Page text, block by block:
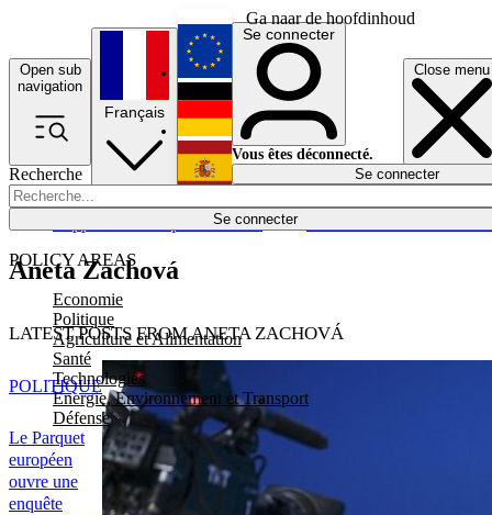
Ga naar de hoofdinhoud
Open sub
navigation
Close menu
Recherche
Se connecter
POLICY AREAS
Economie
Politique
Agriculture et Alimentation
Santé
Technologies
Energie, Environnement et Transport
Défense
Économie
Français
English
Deutsch
Español
Se connecter
Vous êtes déconnecté.
Se connecter
Aneta Zachová
LATEST POSTS FROM ANETA ZACHOVÁ
Le Parquet
européen
ouvre une
enquête
POLITIQUE